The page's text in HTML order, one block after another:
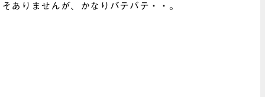
ありませんが、かなりバテバテ・・。